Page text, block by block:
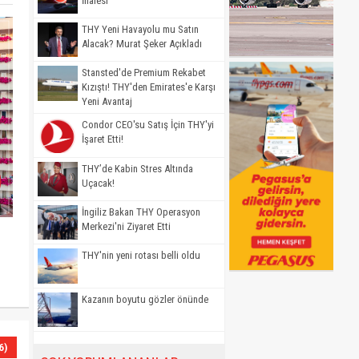
THY Yeni Havayolu mu Satın
Alacak? Murat Şeker Açıkladı
Stansted'de Premium Rekabet
Kızıştı! THY'den Emirates'e Karşı
Yeni Avantaj
Condor CEO'su Satış İçin THY'yi
İşaret Etti!
THY’de Kabin Stres Altında
Uçacak!
İngiliz Bakan THY Operasyon
Merkezi'ni Ziyaret Etti
THY'nin yeni rotası belli oldu
Kazanın boyutu gözler önünde